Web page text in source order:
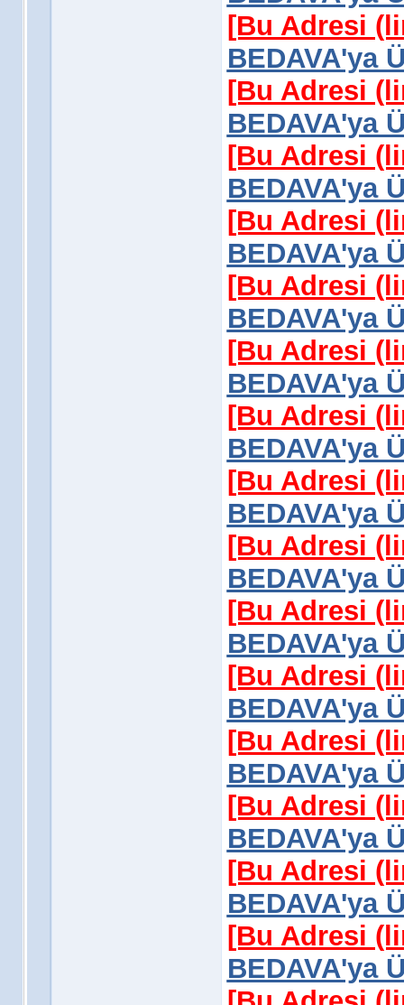
[Bu Adresi
BEDAVA'ya
[Bu Adresi
BEDAVA'ya
[Bu Adresi
BEDAVA'ya
[Bu Adresi
BEDAVA'ya
[Bu Adresi
BEDAVA'ya
[Bu Adresi
BEDAVA'ya
[Bu Adresi
BEDAVA'ya
[Bu Adresi
BEDAVA'ya
[Bu Adresi
BEDAVA'ya
[Bu Adresi
BEDAVA'ya
[Bu Adresi
BEDAVA'ya
[Bu Adresi
BEDAVA'ya
[Bu Adresi
BEDAVA'ya
[Bu Adresi
BEDAVA'ya
[Bu Adresi
BEDAVA'ya